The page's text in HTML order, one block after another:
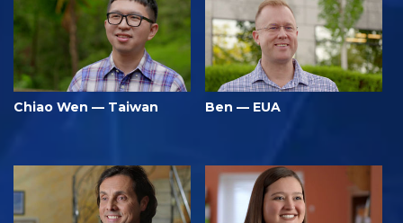
Chiao Wen — Taiwan Ben — EUA